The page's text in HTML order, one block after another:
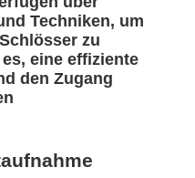
Techniken, um
zu
eine effiziente
den Zugang